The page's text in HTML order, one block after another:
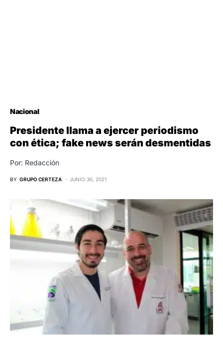
Nacional
Presidente llama a ejercer periodismo
con ética; fake news serán desmentidas
Por: Redacción
BY GRUPO CERTEZA JUNIO 30, 2021